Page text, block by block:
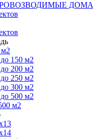
ДОМА
м2
150 м2
200 м2
250 м2
300 м2
500 м2
м2